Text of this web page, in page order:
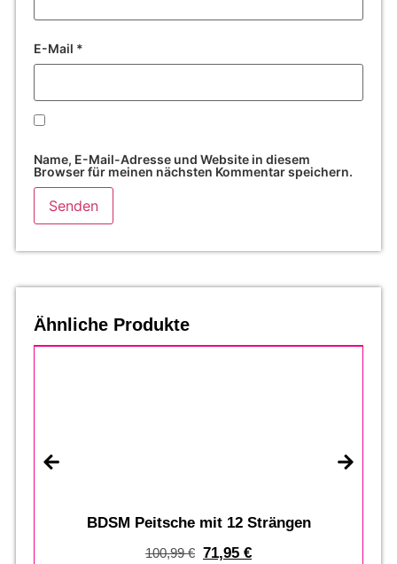
E-Mail *
Name, E-Mail-Adresse und Website in diesem
Browser für meinen nächsten Kommentar speichern.
Ähnliche Produkte
BDSM Peitsche mit 12 Strängen
100,99€ 71,95 €